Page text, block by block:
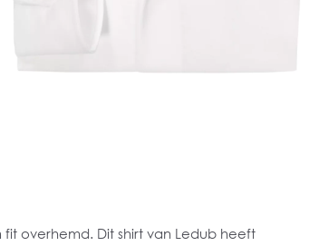
fit overhemd. Dit shirt van Ledub heeft